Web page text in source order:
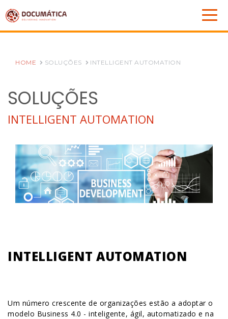
HOME SOLUÇÕES INTELLIGENT AUTOMATION
SOLUÇÕES
INTELLIGENT AUTOMATION
INTELLIGENT AUTOMATION
Um número crescente de organizações estão a adoptar o
modelo Business 4.0 - inteligente, ágil, automatizado e na